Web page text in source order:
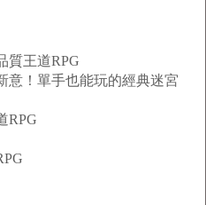
質王道RPG
意！單手也能玩的經典迷宮
RPG